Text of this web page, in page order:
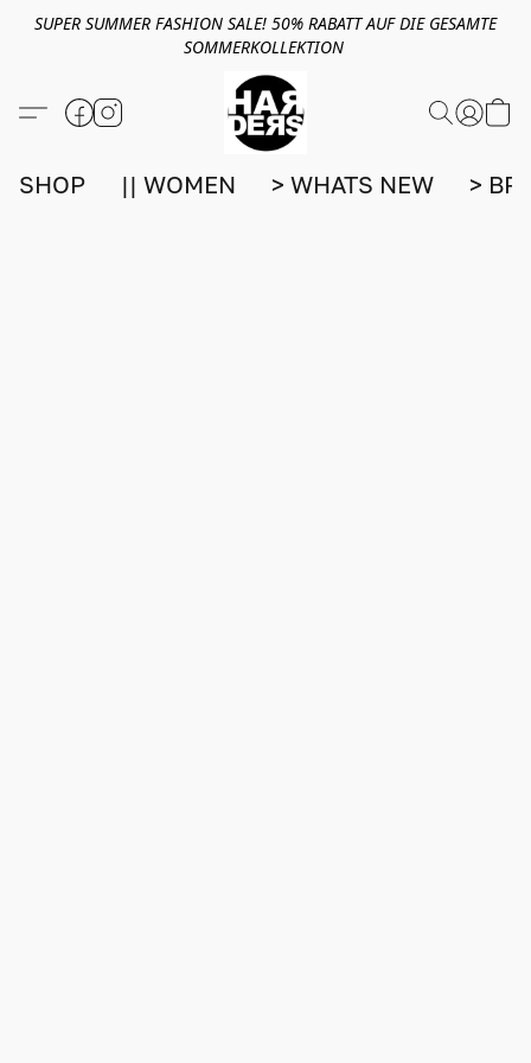
SUPER SUMMER FASHION SALE! 50% RABATT AUF DIE GESAMTE
SOMMERKOLLEKTION
SHOP || WOMEN > WHATS NEW >